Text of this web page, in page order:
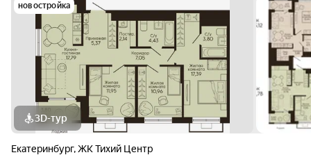
новостройка
3D-тур
Екатеринбург,ЖК Тихий Центр